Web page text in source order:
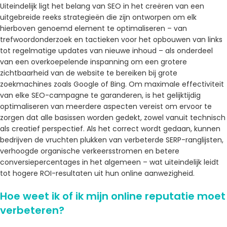
Uiteindelijk ligt het belang van SEO in het creëren van een
uitgebreide reeks strategieën die zijn ontworpen om elk
hierboven genoemd element te optimaliseren – van
trefwoordonderzoek en tactieken voor het opbouwen van links
tot regelmatige updates van nieuwe inhoud – als onderdeel
van een overkoepelende inspanning om een ​​grotere
zichtbaarheid van de website te bereiken bij grote
zoekmachines zoals Google of Bing. Om maximale effectiviteit
van elke SEO-campagne te garanderen, is het gelijktijdig
optimaliseren van meerdere aspecten vereist om ervoor te
zorgen dat alle basissen worden gedekt, zowel vanuit technisch
als creatief perspectief. Als het correct wordt gedaan, kunnen
bedrijven de vruchten plukken van verbeterde SERP-ranglijsten,
verhoogde organische verkeersstromen en betere
conversiepercentages in het algemeen – wat uiteindelijk leidt
tot hogere ROI-resultaten uit hun online aanwezigheid.
Hoe weet ik of ik mijn online reputatie moet
verbeteren?